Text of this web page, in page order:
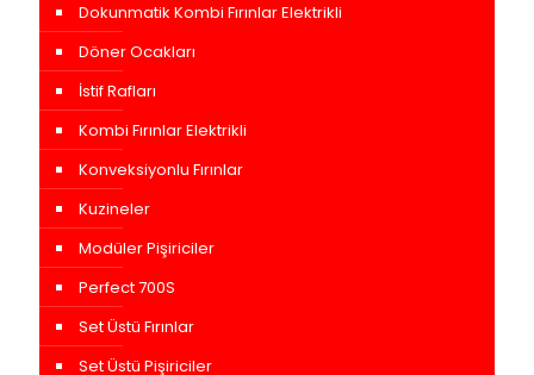
Dokunmatik Kombi Fırınlar Elektrikli
Döner Ocakları
İstif Rafları
Kombi Fırınlar Elektrikli
Konveksiyonlu Fırınlar
Kuzineler
Modüler Pişiriciler
Perfect 700S
Set Üstü Fırınlar
Set Üstü Pişiriciler